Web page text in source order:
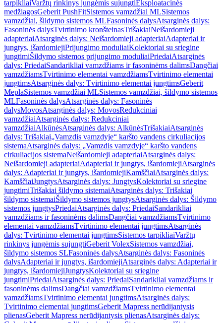
tarpikliaiVaržtų rinkinys jungėmis sujungtiEksploatacinės
medžiagosGeberit PushFitSistemos vamzdžiai MLSistemos
vamzdžiai, šildymo sistemos MLFasoninės dalysAtsarginės dalys:
Fasoninės dalysTvirtinimo kronšteinasTrišakiaiNeišardomieji
adapteriaiAtsarginės dalys: Neišardomieji adapteriaiAdapteriai ir
jungtys, išardomiejiPrijungimo moduliaiKolektoriai su sriegine
jungtimiŠildymo sistemos prijungimo moduliaiPriedaiAtsarginės
dalys: PriedaiSandarikliai vamzdžiams ir fasoninėms dalimsDangčiai
vamzdžiamsTvirtinimo elementai vamzdžiamsTvirtinimo elementai
jungtimsAtsarginės dalys: Tvirtinimo elementai jungtimsGeberit
MeplaSistemos vamzdžiai MLSistemos vamzdžiai, šildymo sistemos
MLFasoninės dalysAtsarginės dalys: Fasoninės
dalysMovosAtsarginės dalys: MovosRedukciniai
vamzdžiaiAtsarginės dalys: Redukciniai
vamzdžiaiAlkūnėsAtsarginės dalys: AlkūnėsTrišakiaiAtsarginės
dalys: Trišakiai„Vamzdis vamzdyje“ karšto vandens cirkuliacijos
sistemaAtsarginės dalys: „Vamzdis vamzdyje“ karšto vandens
cirkuliacijos sistemaNeišardomieji adapteriaiAtsarginės dalys:
Neišardomieji adapteriaiAdapteriai ir jungtys, išardomiejiAtsarginės
dalys: Adapteriai ir jungtys, išardomiejiKamščiaiAtsarginės dalys:
KamščiaiJungtysAtsarginės dalys: JungtysKolektoriai su sriegine
jungtimiTrišakiai šildymo sistemaiAtsarginės dalys: Trišakiai
šildymo sistemaiŠildymo sistemos jungtysAtsarginės dalys: Šildymo
sistemos jungtysPriedaiAtsarginės dalys: PriedaiSandarikliai
vamzdžiams ir fasoninėms dalimsDangčiai vamzdžiamsTvirtinimo
elementai vamzdžiamsTvirtinimo elementai jungtimsAtsarginės
dalys: Tvirtinimo elementai jungtimsSistemos tarpikliaiVaržtų
rinkinys jungėmis sujungtiGeberit VolexSistemos vamzdžiai,
šildymo sistemos SLFasoninės dalysAtsarginės dalys: Fasoninės
dalysAdapteriai ir jungtys, išardomiejiAtsarginės dalys: Adapteriai ir
jungtys, išardomiejiJungtysKolektoriai su sriegine
jungtimiPriedaiAtsarginės dalys: PriedaiSandarikliai vamzdžiams ir
fasoninėms dalimsDangčiai vamzdžiamsTvirtinimo elementai
vamzdžiamsTvirtinimo elementai jungtimsAtsarginės dalys:
Tvirtinimo elementai jungtimsGeberit Mapress nerūdijantysis
plienasGeberit Mapress nerūdijantysis plienasAtsarginės dalys: